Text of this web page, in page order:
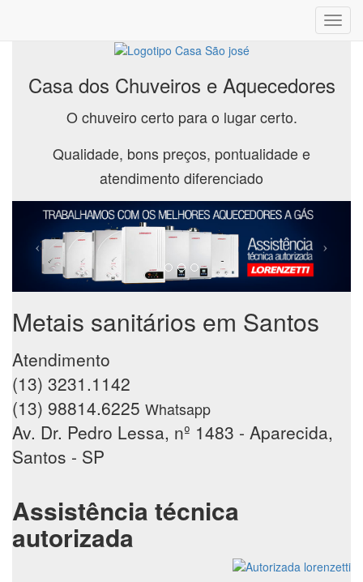
Casa dos Chuveiros e Aquecedores
O chuveiro certo para o lugar certo.
Qualidade, bons preços, pontualidade e
atendimento diferenciado
Metais sanitários em Santos
Atendimento
(13) 3231.1142
(13) 98814.6225 Whatsapp
Av. Dr. Pedro Lessa, nº 1483 - Aparecida,
Santos - SP
Assistência técnica
autorizada